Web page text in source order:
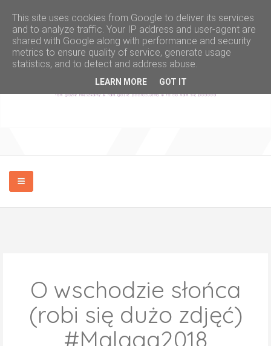
O wschodzie słońca
(robi się dużo zdjęć)
#Malaga2018
This site uses cookies from Google to deliver its services
and to analyze traffic. Your IP address and user-agent are
shared with Google along with performance and security
metrics to ensure quality of service, generate usage
statistics, and to detect and address abuse.
LEARN MORE GOT IT